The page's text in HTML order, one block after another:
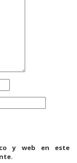
y web en este